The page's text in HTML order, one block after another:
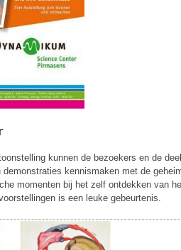
kunnen de bezoekers en de
kennismaken met de
momenten bij het zelf ontdekken van
is een leuke gebeurtenis.